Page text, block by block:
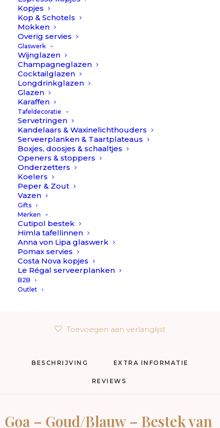
Kopjes
Kop & Schotels
Mokken
Overig servies
Glaswerk
Wijnglazen
Champagneglazen
Cocktailglazen
Longdrinkglazen
Glazen
Karaffen
Tafeldecoratie
Servetringen
Kandelaars & Waxinelichthouders
Serveerplanken & Taartplateaus
Boxjes, doosjes & schaaltjes
Openers & stoppers
Onderzetters
Koelers
Peper & Zout
Vazen
Gifts
Merken
Cutipol bestek
Himla tafellinnen
Anna von Lipa glaswerk
Pomax servies
Costa Nova kopjes
Le Régal serveerplanken
B2B
Outlet
– 12x tafelmes
– 12x tafelvork
– 12x tafellepel
– 12x dessertmes
– 12x dessertvork
– 12x dessertlepel
– 12x koffie- theelepel
– 1x soeplepel
– 1x sauslepel
– 1x serveerlepel
– 1x serveervork
– 1x serveermes
– 1x taartschep
– 1x salade bestekset (set van 2)
De set wordt in een Cutipol doos geleverd. Dit is geen
klassieke “bestekcassette” box om het bestek in de
presenteren. Gewoon lekker in de keukenla leggen en
heel veel gebruik van maken! 😉 Of koop de 130-delige
presentatiebox er direct bij!
Goa
Goud/Blauw
Toevoegen aan verlanglijst
BESCHRIJVING EXTRA INFORMATIE
REVIEWS
Goa – Goud/Blauw – Bestek van